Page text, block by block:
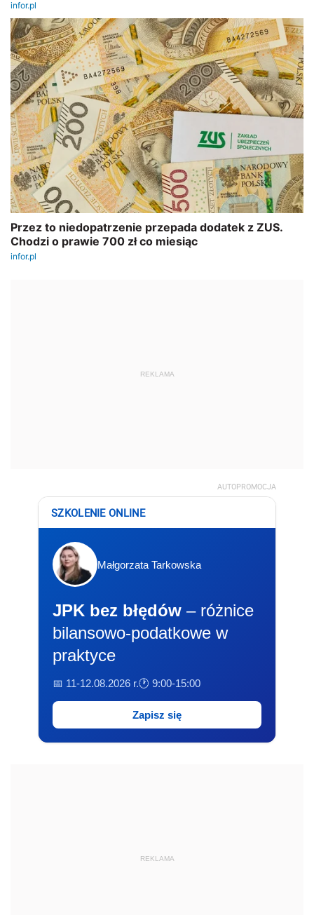
REKLAMA
AUTOPROMOCJA
SZKOLENIE ONLINE
Małgorzata Tarkowska
JPK bez błędów – różnice
bilansowo-podatkowe w
praktyce
📅 11-12.08.2026 r.🕐 9:00-15:00
Zapisz się
REKLAMA